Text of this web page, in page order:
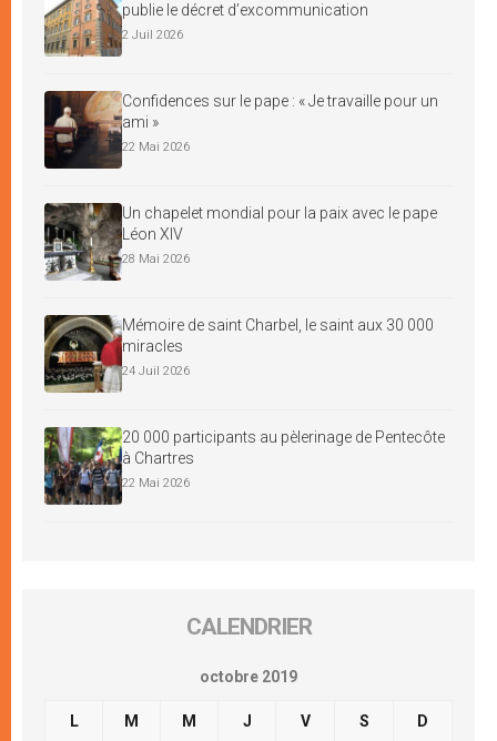
publie le décret d’excommunication
2 Juil 2026
Confidences sur le pape : « Je travaille pour un
ami »
22 Mai 2026
Un chapelet mondial pour la paix avec le pape
Léon XIV
28 Mai 2026
Mémoire de saint Charbel, le saint aux 30 000
miracles
24 Juil 2026
20 000 participants au pèlerinage de Pentecôte
à Chartres
22 Mai 2026
CALENDRIER
octobre 2019
L M M J V S D